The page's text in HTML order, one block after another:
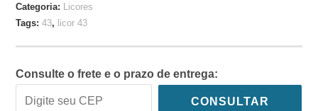
Categoria: Licores
Tags:43, licor 43
Consulte o frete e o prazo de entrega:
CONSULTAR